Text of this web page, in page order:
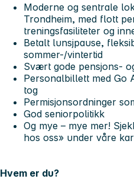
Moderne og sentrale
Trondheim, med flott
treningsfasiliteter og
Betalt lunsjpause,
sommer-/vintertid
Svært gode pensjons-
Personalbillett med Go
tog
Permisjonsordninger
God seniorpolitikk
Og mye – mye mer!
hos oss» under våre
Hvem er du?